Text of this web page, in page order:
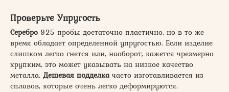
Проверьте Упругость
Серебро 925 пробы достаточно пластично, но в то же
время обладает определенной упругостью. Если изделие
слишком легко гнется или, наоборот, кажется чрезмерно
хрупким, это может указывать на низкое качество
металла. Дешевая подделкачасто изготавливается из
сплавов, которые очень легко деформируются.